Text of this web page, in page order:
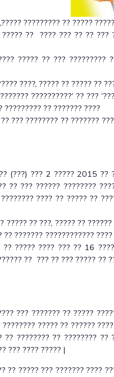
????????? ?? ?????
?? ???? ??? ?? ?? ???
????? ?? ??? ?????????
????, ????? ?? ????? ??
??????????’ ?? ???
?? ??????? ????
??? ???????? ?? ???????
(???) ??? 2 ????? 2015 ??
??? ?????? ????????
???? ?? ????? ??
?? ???, ????? ??
??????? ????????????
????? ???? ??? ?? 16
?? ??? ?? ??? ????? ??
??? ??????? ?? ?????
????? ?? ??????
???????? ?? ???????? ??
??? ???? ????? |
????? ??? ??????? ????